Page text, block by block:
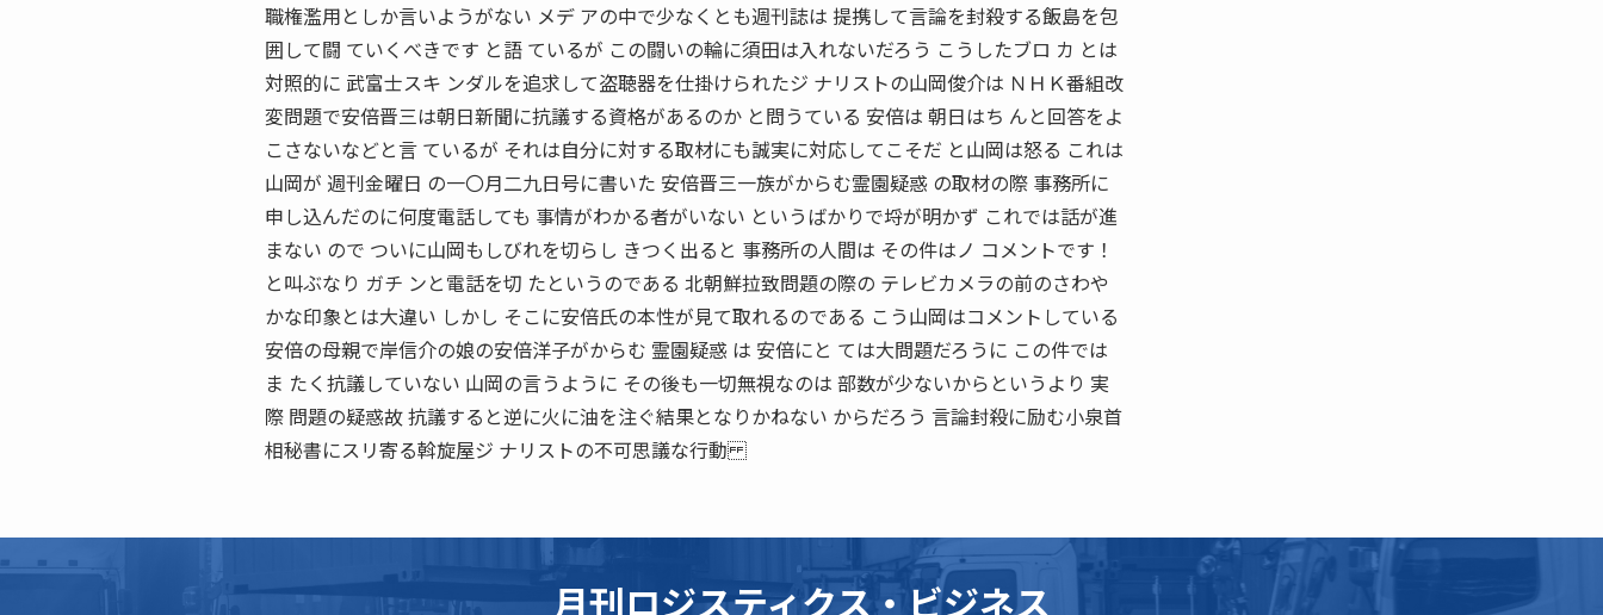
職権濫用としか言いようがない メデ アの中で少なくとも週刊誌は 提携して言論を封殺する飯島を包
囲して闘 ていくべきです と語 ているが この闘いの輪に須田は入れないだろう こうしたブロ カ とは
対照的に 武富士スキ ンダルを追求して盗聴器を仕掛けられたジ ナリストの山岡俊介は ＮＨＫ番組改
変問題で安倍晋三は朝日新聞に抗議する資格があるのか と問うている 安倍は 朝日はち んと回答をよ
こさないなどと言 ているが それは自分に対する取材にも誠実に対応してこそだ と山岡は怒る これは
山岡が 週刊金曜日 の一〇月二九日号に書いた 安倍晋三一族がからむ霊園疑惑 の取材の際 事務所に
申し込んだのに何度電話しても 事情がわかる者がいない というばかりで埒が明かず これでは話が進
まない ので ついに山岡もしびれを切らし きつく出ると 事務所の人間は その件はノ コメントです！
と叫ぶなり ガチ ンと電話を切 たというのである 北朝鮮拉致問題の際の テレビカメラの前のさわや
かな印象とは大違い しかし そこに安倍氏の本性が見て取れるのである こう山岡はコメントしている
安倍の母親で岸信介の娘の安倍洋子がからむ 霊園疑惑 は 安倍にと ては大問題だろうに この件では
ま たく抗議していない 山岡の言うように その後も一切無視なのは 部数が少ないからというより 実
際 問題の疑惑故 抗議すると逆に火に油を注ぐ結果となりかねない からだろう 言論封殺に励む小泉首
相秘書にスリ寄る斡旋屋ジ ナリストの不可思議な行動
月刊ロジスティクス・ビジネス